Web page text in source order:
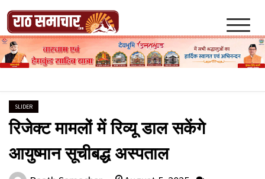
content
Raath Samachar
SLIDER
रिजेक्ट मामलों में रिव्यू डाल सकेंगे
आयुष्मान सूचीबद्ध अस्पताल